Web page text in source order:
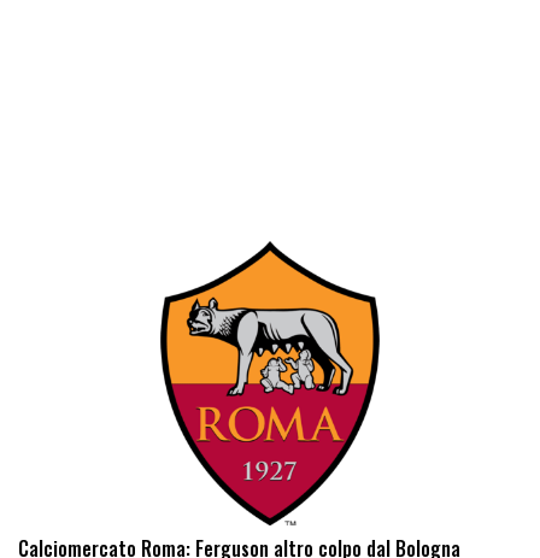
Calciomercato Roma: Ferguson altro colpo dal Bologna